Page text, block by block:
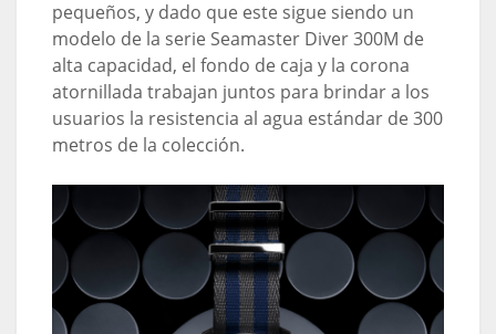
pequeños, y dado que este sigue siendo un
modelo de la serie Seamaster Diver 300M de
alta capacidad, el fondo de caja y la corona
atornillada trabajan juntos para brindar a los
usuarios la resistencia al agua estándar de 300
metros de la colección.